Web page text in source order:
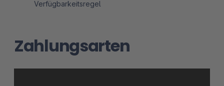
Zahlungsarten
Verfügbarkeitsregel